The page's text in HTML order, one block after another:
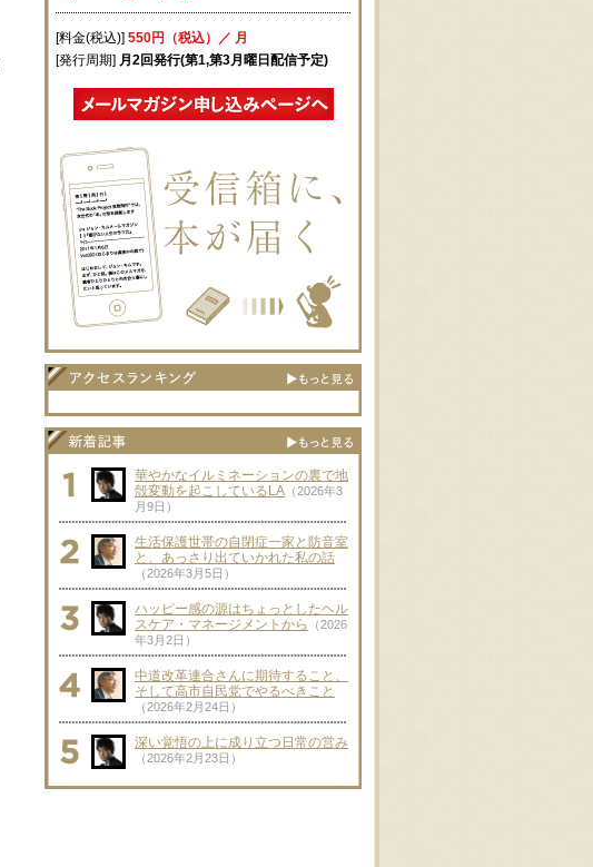
[料金(税込)] 550円（税込）／ 月
[発行周期] 月2回発行(第1,第3月曜日配信予定)
華やかなイルミネーションの裏で地
殻変動を起こしているLA （2026年3
月9日）
生活保護世帯の自閉症一家と防音室
と、あっさり出ていかれた私の話
（2026年3月5日）
ハッピー感の源はちょっとしたヘル
スケア・マネージメントから
（2026
年3月2日）
中道改革連合さんに期待すること、
そして高市自民党でやるべきこと
（2026年2月24日）
深い覚悟の上に成り立つ日常の営み
（2026年2月23日）